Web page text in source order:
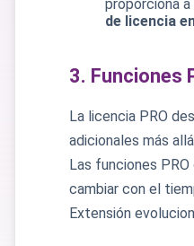
proporciona
de licencia
3. Funciones
La licencia PRO
adicionales más
Las funciones
cambiar con el
Extensión